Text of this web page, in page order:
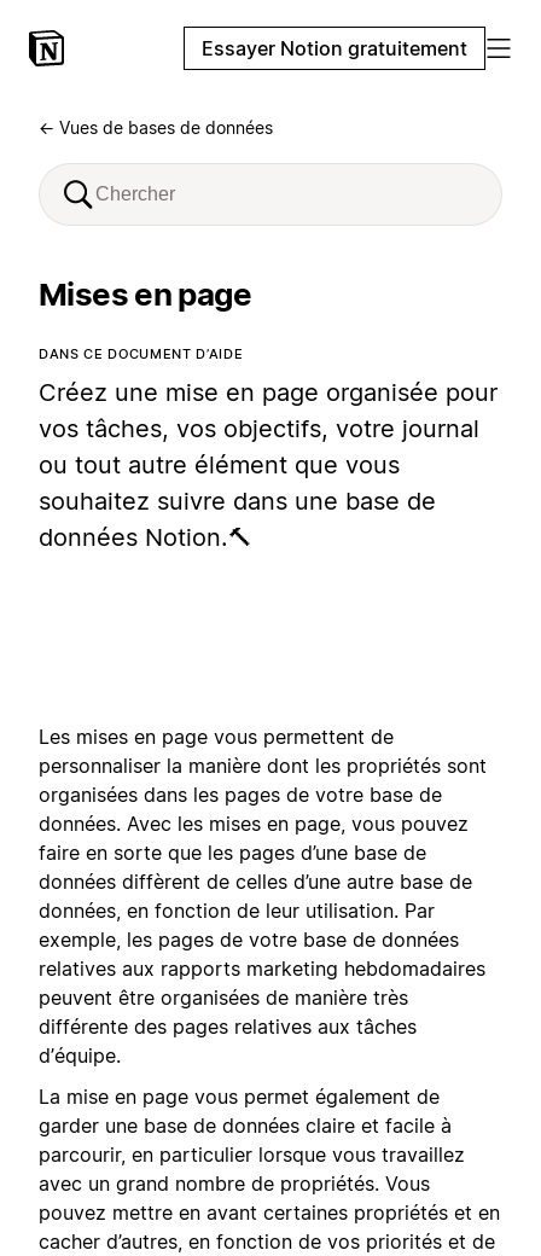
Essayer Notion gratuitement
← Vues de bases de données
Mises en page
DANS CE DOCUMENT D’AIDE
Créez une mise en page organisée pour
vos tâches, vos objectifs, votre journal
ou tout autre élément que vous
souhaitez suivre dans une base de
données Notion.🔨
Les mises en page vous permettent de
personnaliser la manière dont les propriétés sont
organisées dans les pages de votre base de
données. Avec les mises en page, vous pouvez
faire en sorte que les pages d’une base de
données diffèrent de celles d’une autre base de
données, en fonction de leur utilisation. Par
exemple, les pages de votre base de données
relatives aux rapports marketing hebdomadaires
peuvent être organisées de manière très
différente des pages relatives aux tâches
d’équipe.
La mise en page vous permet également de
garder une base de données claire et facile à
parcourir, en particulier lorsque vous travaillez
avec un grand nombre de propriétés. Vous
pouvez mettre en avant certaines propriétés et en
cacher d’autres, en fonction de vos priorités et de